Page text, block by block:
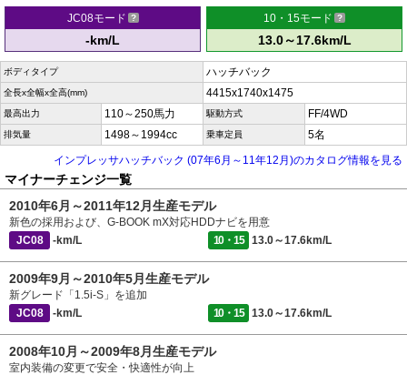
JC08モード
-km/L
10・15モード
13.0～17.6km/L
ボディタイプ ハッチバック
全長x全幅x全高(mm) 4415x1740x1475
最高出力 110～250馬力 駆動方式 FF/4WD
排気量 1498～1994cc 乗車定員
5名
インプレッサハッチバック (07年6月～11年12月)のカタログ情報を見る
マイナーチェンジ一覧
2010年6月～2011年12月生産モデル
新色の採用および、G-BOOK mX対応HDDナビを用意
JC08
-km/L 10・15 13.0～17.6km/L
2009年9月～2010年5月生産モデル
新グレード「1.5i-S」を追加
JC08
-km/L 10・15 13.0～17.6km/L
2008年10月～2009年8月生産モデル
室内装備の変更で安全・快適性が向上